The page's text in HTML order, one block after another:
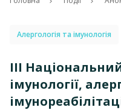
Алергологія та імунологія
ІІІ
імунології,